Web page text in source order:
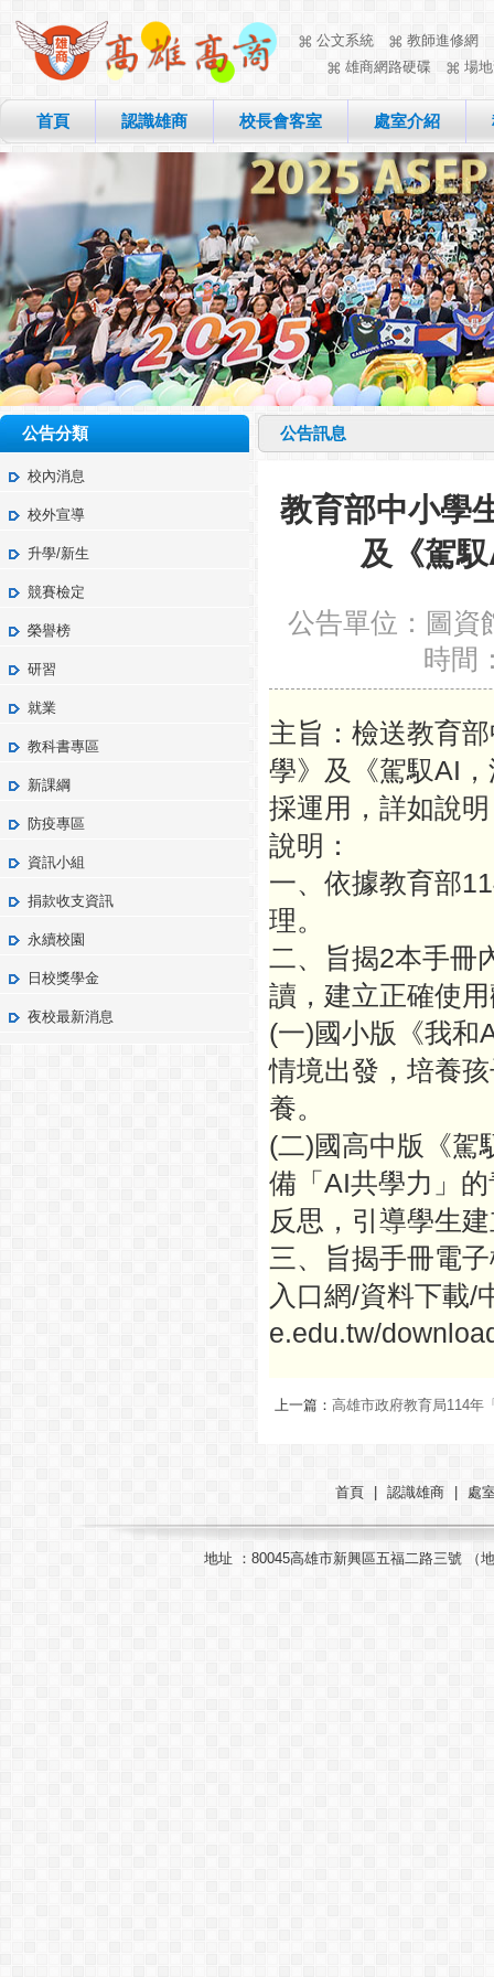
教師進修網
公文系統
場
雄商網路硬碟
首頁 認識雄商 校長會客室 處室介紹
公告分類
校內消息
校外宣導
升學/新生
競賽檢定
榮譽榜
研習
就業
教科書專區
新課綱
防疫專區
資訊小組
捐款收支資訊
永續校園
日校獎學金
夜校最新消息
公告訊息
教育部中小學
及《駕
公告單位：圖
時間
主旨：檢送教育
學》及《駕馭AI
採運用，詳如說
說明：
一、依據教育部
理。
二、旨揭2本手冊
讀，建立正確使
(一)國小版《我和
情境出發，培養
養。
(二)國高中版《駕
備「AI共學力」
反思，引導學生
三、旨揭手冊電
入口網/資料下載/
e.edu.tw/
上一篇： 高雄市政府教育局114年
首頁 認識雄商 處
地址 ：80045高雄市新興區五福二路三號 （